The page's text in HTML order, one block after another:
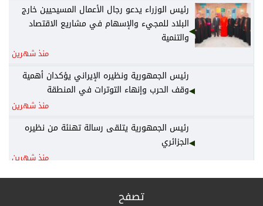
رئيس الوزراء يدعو رجال الأعمال المسيحيين خارج
البلاد للمجيء والإسهام في مشاريع الاقتصاد
والتنمية
منذ شهرين
رئيس الجمهورية ونظيره الإيراني يؤكدان أهمية
وقف الحرب وإنهاء التوترات في المنطقة
منذ شهرين
رئيس الجمهورية يتلقى رسالة تهنئة من نظيره
الجزائري
منذ شهرين
رئيس الوزراء يكلف وزير المالية نائباً عنه لرئاسة
المجلس الوزاري للاقتصاد
تصفح